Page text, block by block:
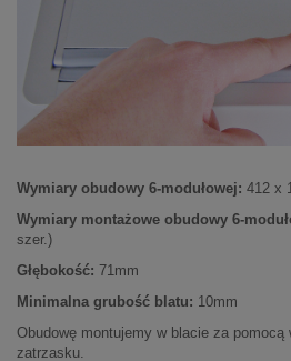
Wymiary obudowy 6-modułowej: 412 x
Wymiary montażowe obudowy 6-
szer.)
Głębokość: 71mm
Minimalna grubość blatu: 10mm
Obudowę montujemy w blacie za pomocą
zatrzasku.